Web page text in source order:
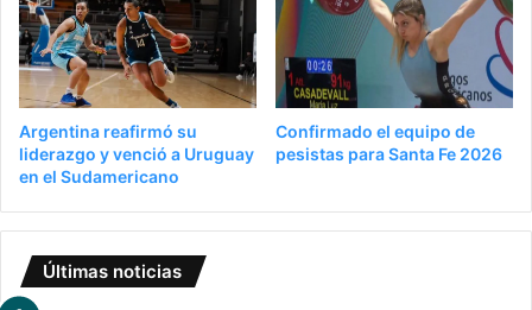
Argentina reafirmó su
liderazgo y venció a Uruguay
en el Sudamericano
Confirmado el equipo de
pesistas para Santa Fe 2026
Últimas noticias